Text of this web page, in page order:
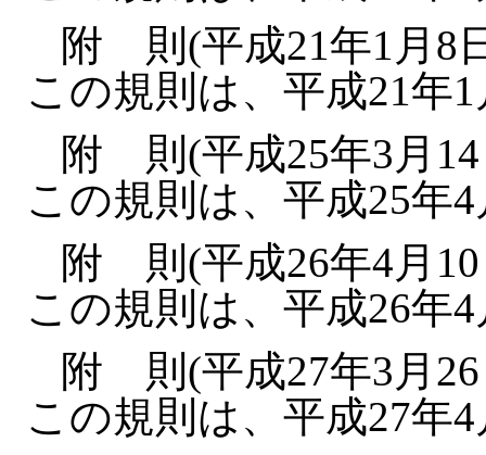
附 則(平成21年1月8
この規則は、平成21年
附 則(平成25年3月
この規則は、平成25年
附 則(平成26年4月
この規則は、平成26年
附 則(平成27年3月
この規則は、平成27年